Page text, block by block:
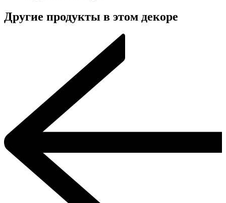
Другие продукты в этом декоре